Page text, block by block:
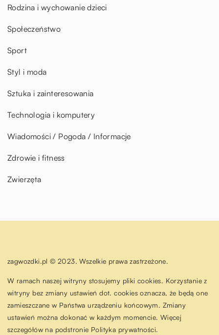
Rodzina i wychowanie dzieci
Społeczeństwo
Sport
Styl i moda
Sztuka i zainteresowania
Technologia i komputery
Wiadomości / Pogoda / Informacje
Zdrowie i fitness
Zwierzęta
zagwozdki.pl © 2023. Wszelkie prawa zastrzeżone.
W ramach naszej witryny stosujemy pliki cookies. Korzystanie z
witryny bez zmiany ustawień dot. cookies oznacza, że będą one
zamieszczane w Państwa urządzeniu końcowym. Zmiany
ustawień można dokonać w każdym momencie. Więcej
szczegółów na podstronie Polityka prywatności.